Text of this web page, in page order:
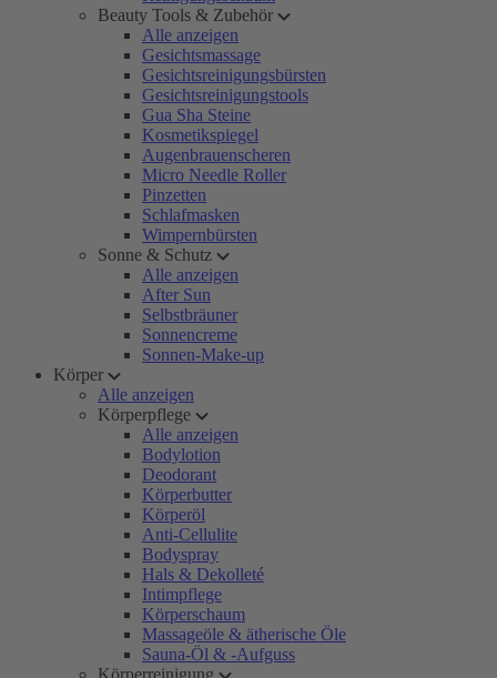
Beauty Tools & Zubehör
Alle anzeigen
Gesichtsmassage
Gesichtsreinigungsbürsten
Gesichtsreinigungstools
Gua Sha Steine
Kosmetikspiegel
Augenbrauenscheren
Micro Needle Roller
Pinzetten
Schlafmasken
Wimpernbürsten
Sonne & Schutz
Alle anzeigen
After Sun
Selbstbräuner
Sonnencreme
Sonnen-Make-up
Körper
Alle anzeigen
Körperpflege
Alle anzeigen
Bodylotion
Deodorant
Körperbutter
Körperöl
Anti-Cellulite
Bodyspray
Hals & Dekolleté
Intimpflege
Körperschaum
Massageöle & ätherische Öle
Sauna-Öl & -Aufguss
Körperreinigung